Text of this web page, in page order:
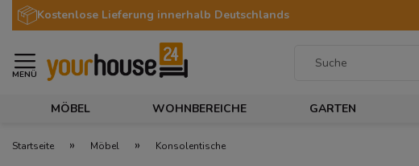
Kostenlose Lieferung innerhalb Deutschlands
MENÜ
MÖBEL WOHNBEREICHE GARTEN
Startseite » Möbel » Konsolentische